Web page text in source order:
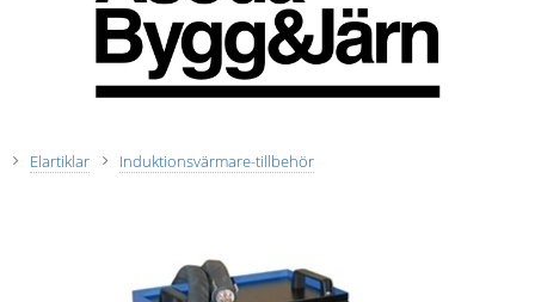
Elartiklar Induktionsvärmare-tillbehör